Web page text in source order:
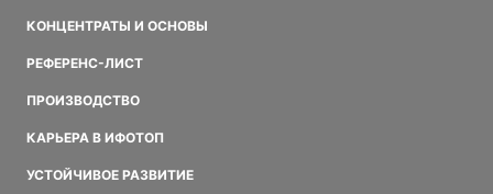
КОНЦЕНТРАТЫ И ОСНОВЫ
РЕФЕРЕНС-ЛИСТ
ПРОИЗВОДСТВО
КАРЬЕРА В ИФОТОП
УСТОЙЧИВОЕ РАЗВИТИЕ